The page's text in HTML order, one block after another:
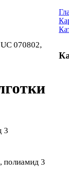
070802,
3
полиамид 3